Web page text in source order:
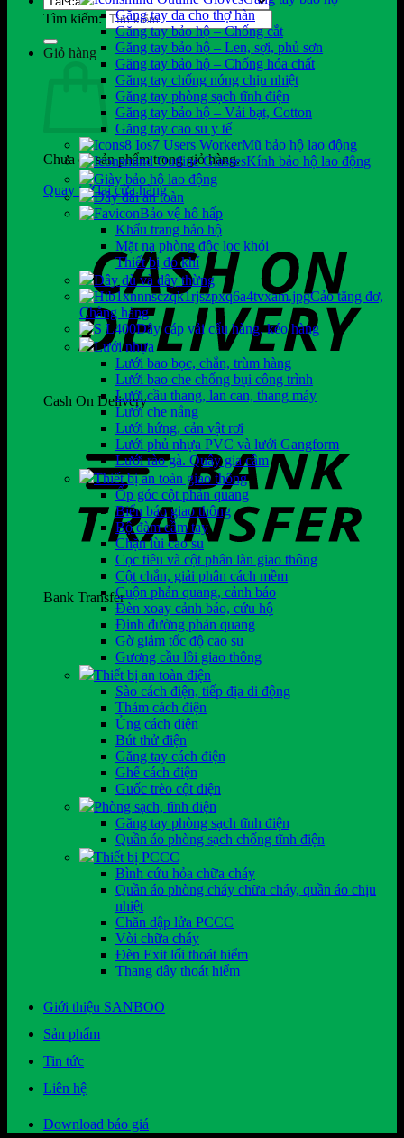
Tìm kiếm:
Giỏ hàng
Chưa có sản phẩm trong giỏ hàng.
Quay trở lại cửa hàng
Cash On Delivery
Bank Transfer
Găng tay da cho thợ hàn
Găng tay bảo hộ – Chống cắt
Găng tay bảo hộ – Len, sợi, phủ sơn
Găng tay bảo hộ – Chống hóa chất
Găng tay chống nóng chịu nhiệt
Găng tay phòng sạch tĩnh điện
Găng tay bảo hộ – Vải bạt, Cotton
Găng tay cao su y tế
Mũ bảo hộ lao động
Kính bảo hộ lao động
Giày bảo hộ lao động
Dây đai an toàn
Bảo vệ hô hấp
Khẩu trang bảo hộ
Mặt nạ phòng độc lọc khói
Thiết bị đo khí
Dây dù và dây thừng
Cảo tăng đơ,
Chằng hàng
Dây cáp vải cẩu hàng, kéo hàng
Lưới nhựa
Lưới bao bọc, chắn, trùm hàng
Lưới bao che chống bụi công trình
Lưới cầu thang, lan can, thang máy
Lưới che nắng
Lưới hứng, cản vật rơi
Lưới phủ nhựa PVC và lưới Gangform
Lưới rào gà. Quây gia cầm
Thiết bị an toàn giao thông
Ốp góc cột phản quang
Biển báo giao thông
Bộ đàm cầm tay
Chặn lùi cao su
Cọc tiêu và cột phân làn giao thông
Cột chắn, giải phân cách mềm
Cuộn phản quang, cảnh báo
Đèn xoay cảnh báo, cứu hộ
Đinh đường phản quang
Gờ giảm tốc độ cao su
Gương cầu lồi giao thông
Thiết bị an toàn điện
Sào cách điện, tiếp địa di động
Thảm cách điện
Ủng cách điện
Bút thử điện
Găng tay cách điện
Ghế cách điện
Guốc trèo cột điện
Phòng sạch, tĩnh điện
Găng tay phòng sạch tĩnh điện
Quần áo phòng sạch chống tĩnh điện
Thiết bị PCCC
Bình cứu hỏa chữa cháy
Quần áo phòng cháy chữa cháy, quần áo chịu
nhiệt
Chăn dập lửa PCCC
Vòi chữa cháy
Đèn Exit lối thoát hiểm
Thang dây thoát hiểm
Giới thiệu SANBOO
Sản phẩm
Tin tức
Liên hệ
Download báo giá